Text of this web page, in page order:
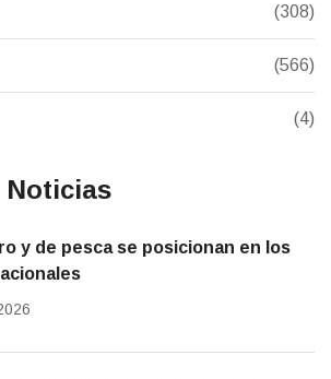
(308)
(566)
(4)
Noticias
y de pesca se posicionan en los